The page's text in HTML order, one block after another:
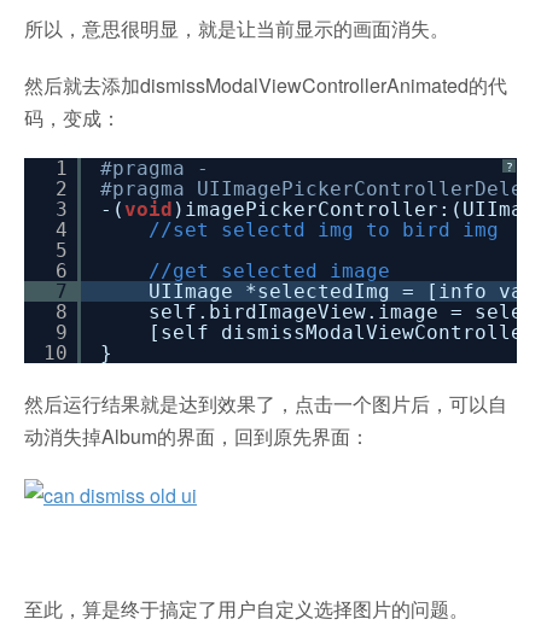
所以，意思很明显，就是让当前显示的画面消失。
然后就去添加dismissModalViewControllerAnimated的代
码，变成：
?
1
2
3
4
5
6
7
8
9
10
#pragma -
#pragma
-(void
//set selectd img to bird img
//get selected image
UIImage *selectedImg = [info
self.birdImageView.image =
[self
}
然后运行结果就是达到效果了，点击一个图片后，可以自
动消失掉Album的界面，回到原先界面：
至此，算是终于搞定了用户自定义选择图片的问题。